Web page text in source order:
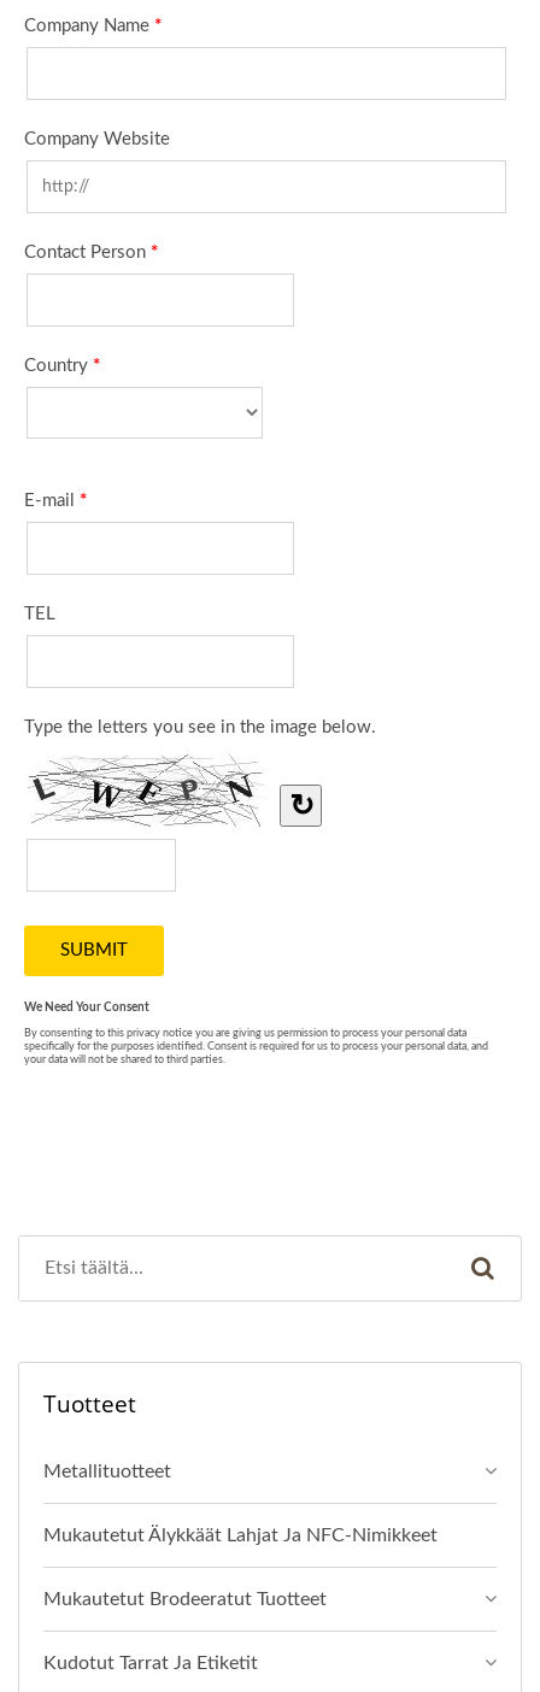
Tuotteet
Metallituotteet
Mukautetut Älykkäät Lahjat Ja NFC-Nimikkeet
Mukautetut Brodeeratut Tuotteet
Kudotut Tarrat Ja Etiketit